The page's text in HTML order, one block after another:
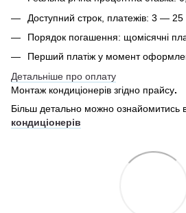
Доступний строк, платежів: 3 — 25
Порядок погашення: щомісячні
Перший платіж у момент
Детальніше про оплату
Монтаж кондиціонерів згідно прайсу.
Більш детально можно ознайомитись в
кондиціонерів